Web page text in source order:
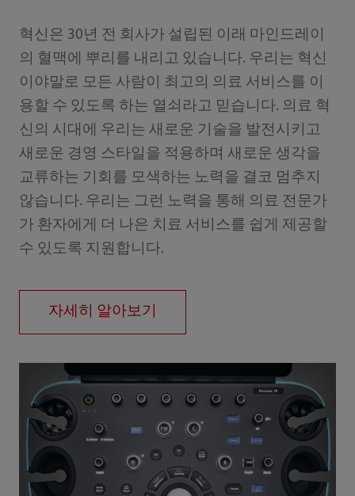
혁신은 30년 전 회사가 설립된 이래 마인드레이
의 혈맥에 뿌리를 내리고 있습니다. 우리는 혁신
이야말로 모든 사람이 최고의 의료 서비스를 이
용할 수 있도록 하는 열쇠라고 믿습니다. 의료 혁
신의 시대에 우리는 새로운 기술을 발전시키고
새로운 경영 스타일을 적용하며 새로운 생각을
교류하는 기회를 모색하는 노력을 결코 멈추지
않습니다. 우리는 그런 노력을 통해 의료 전문가
가 환자에게 더 나은 치료 서비스를 쉽게 제공할
수 있도록 지원합니다.
자세히 알아보기